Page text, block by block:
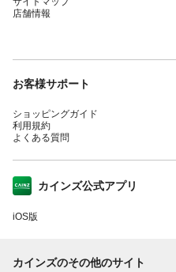
店舗情報
お客様サポート
ショッピングガイド
利用規約
よくある質問
カインズ公式アプリ
iOS版
カインズのその他のサイト